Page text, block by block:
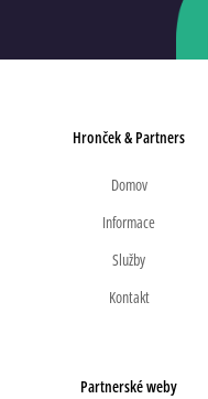
Hronček & Partners
Domov
Informace
Služby
Kontakt
Partnerské weby